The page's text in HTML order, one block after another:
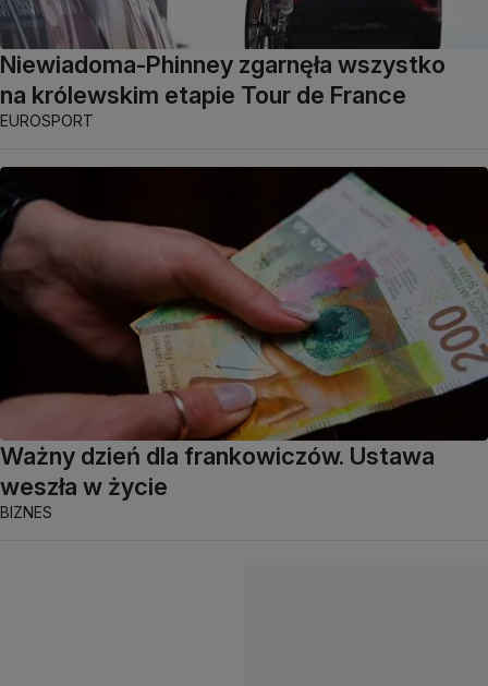
Niewiadoma-Phinney zgarnęła wszystko
na królewskim etapie Tour de France
EUROSPORT
Ważny dzień dla frankowiczów. Ustawa
weszła w życie
BIZNES